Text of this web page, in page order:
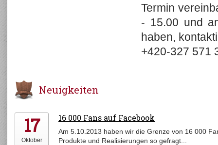
Termin
- 15.00 und
haben,
+420-327 571
Neuigkeiten
17
Oktober
16 000 Fans auf Facebook
Am 5.10.2013 haben wir die Grenze von 16 000
Produkte und Realisierungen so gefragt...